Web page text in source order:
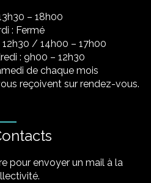
– 18h00
: Fermé
12h30 / 14h00 – 17h00
: 9h00 – 12h30
de chaque mois
reçoivent sur rendez-vous.
pour envoyer un mail à la